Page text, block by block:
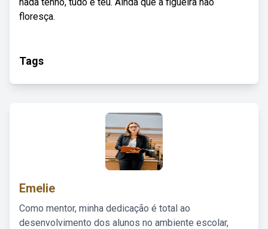
floresça.
Tags
Emelie
Como mentor, minha dedicação é total ao
desenvolvimento dos alunos no ambiente escolar,